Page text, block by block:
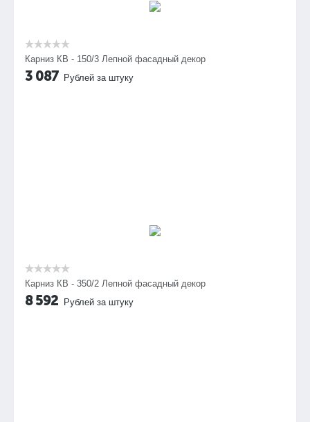
Карниз КВ - 150/3 Лепной фасадный декор
3 087 Рублей за штуку
Карниз КВ - 350/2 Лепной фасадный декор
8 592 Рублей за штуку